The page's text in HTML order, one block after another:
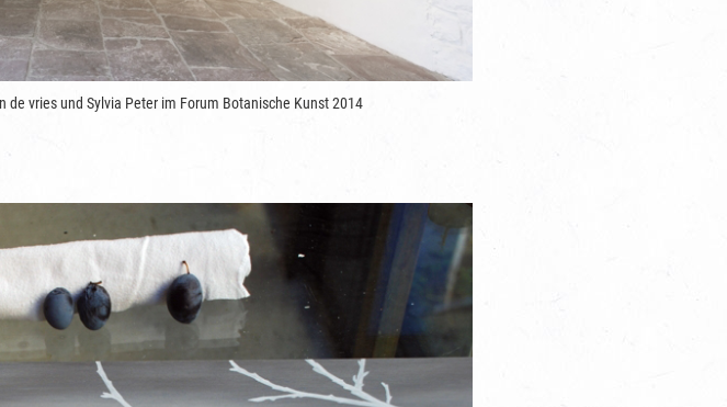
de vries und Sylvia Peter im Forum Botanische Kunst 2014